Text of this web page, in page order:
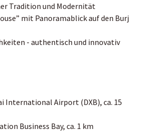
Tradition und Modernität
mit Panoramablick auf den Burj
- authentisch und innovativ
International Airport (DXB), ca. 15
Business Bay, ca. 1 km